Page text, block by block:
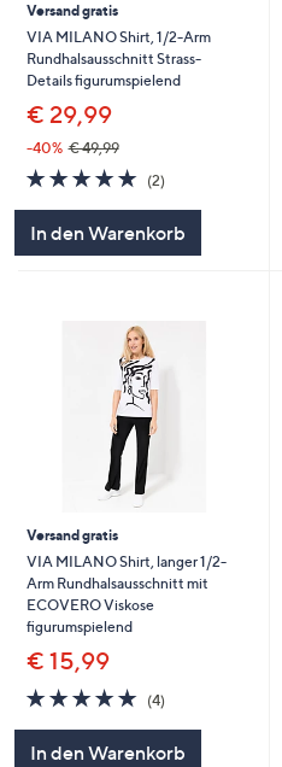
Versand gratis
VIA MILANO Shirt, 1/2-Arm
Rundhalsausschnitt Strass-
Details figurumspielend
€ 29,99
-40% € 49,99
5.0
von
(2)2
In den Warenkorb
Versand gratis
VIA MILANO Shirt, langer 1/2-
Arm Rundhalsausschnitt mit
ECOVERO Viskose
figurumspielend
€ 15,99
5.0
von
(4)4
In den Warenkorb